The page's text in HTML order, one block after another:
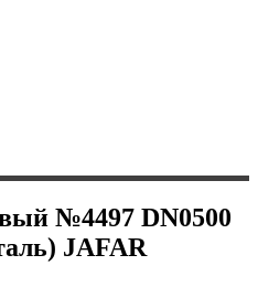
№4497 DN0500
JAFAR